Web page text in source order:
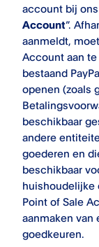
account bij
Account”.
aanmeldt,
Account aan
bestaand
openen (zoals
beschikbaar
andere
goederen en
beschikbaar
huishoudelijke
Point of Sale
aanmaken van
goedkeuren.